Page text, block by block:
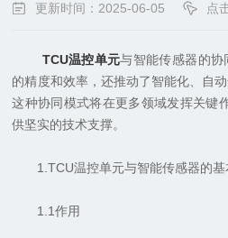
更新时间：2025-06-05 点
TCU温控单元与智能传感器的协
的精度和效率，还推动了智能化、自
这种协同模式将在更多领域发挥关键
供坚实的技术支撑。
1.TCU温控单元与智能传感器的基
1.1作用